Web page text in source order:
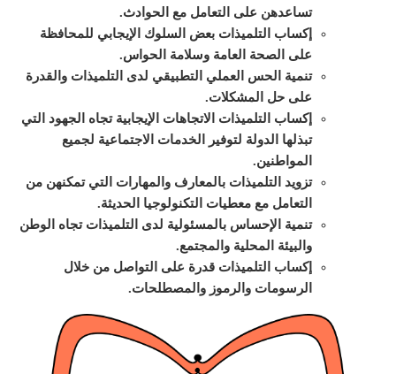
تساعدهن على التعامل مع الحوادث.
إكساب التلميذات بعض السلوك الإيجابي للمحافظة
على الصحة العامة وسلامة الحواس.
تنمية الحس العملي التطبيقي لدى التلميذات والقدرة
على حل المشكلات.
إكساب التلميذات الاتجاهات الإيجابية تجاه الجهود التي
تبذلها الدولة لتوفير الخدمات الاجتماعية لجميع
المواطنين.
تزويد التلميذات بالمعارف والمهارات التي تمكنهن من
التعامل مع معطيات التكنولوجيا الحديثة.
تنمية الإحساس بالمسئولية لدى التلميذات تجاه الوطن
والبيئة المحلية والمجتمع.
إكساب التلميذات قدرة على التواصل من خلال
الرسومات والرموز والمصطلحات.